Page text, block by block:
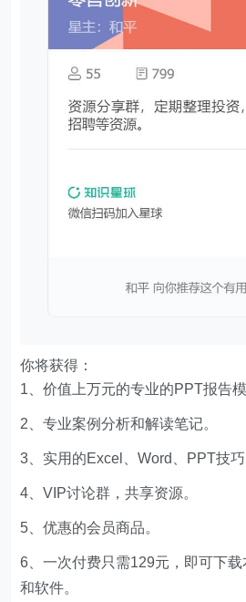
你将获得：
1、价值上万元的专业的PPT报告模
2、专业案例分析和解读笔记。
3、实用的Excel、Word、PPT技巧
4、VIP讨论群，共享资源。
5、优惠的会员商品。
6、一次付费只需129元，即可下
和软件。